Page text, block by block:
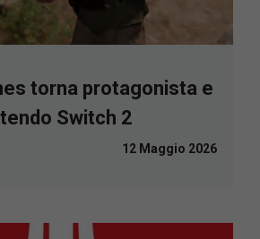
torna protagonista e
Switch 2
12 Maggio 2026